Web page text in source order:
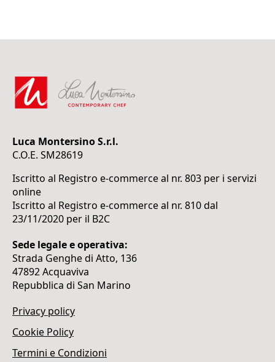
Luca Montersino S.r.l.
C.O.E. SM28619
Iscritto al Registro e-commerce al nr. 803 per i servizi
online
Iscritto al Registro e-commerce al nr. 810 dal
23/11/2020 per il B2C
Sede legale e operativa:
Strada Genghe di Atto, 136
47892 Acquaviva
Repubblica di San Marino
Privacy policy
Cookie Policy
Termini e Condizioni